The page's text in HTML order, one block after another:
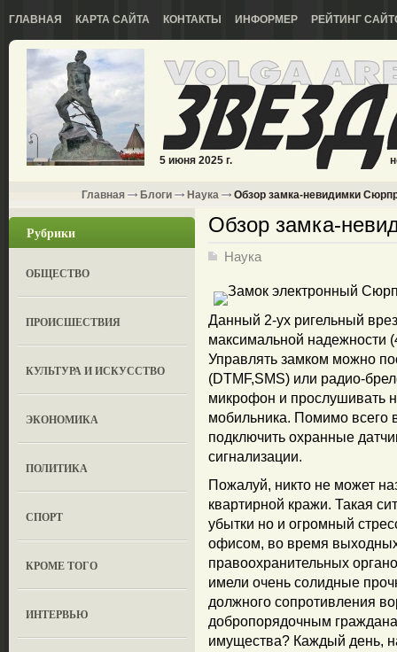
ГЛАВНАЯ КАРТА САЙТА КОНТАКТЫ ИНФОРМЕР РЕЙТИНГ
5 июня 2025 г.
Главная Блоги Наука Обзор замка-невидимки
Рубрики
ОБЩЕСТВО
ПРОИСШЕСТВИЯ
КУЛЬТУРА И ИСКУССТВО
ЭКОНОМИКА
ПОЛИТИКА
СПОРТ
КРОМЕ ТОГО
ИНТЕРВЬЮ
Обзор замка-
Наука
Данный 2-ух ригельный
максимальной надежности
Управлять замком можно
(DTMF,SMS) или радио-
микрофон и прослушивать
мобильника. Помимо всего
подключить охранные
сигнализации.
Пожалуй, никто не может
квартирной кражи. Такая
убытки но и огромный
офисом, во время
правоохранительных
имели очень солидные
должного сопротивления
добропорядочным
имущества? Каждый день,